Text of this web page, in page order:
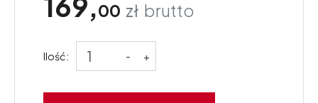
00 zł brutto
Ilość: - +